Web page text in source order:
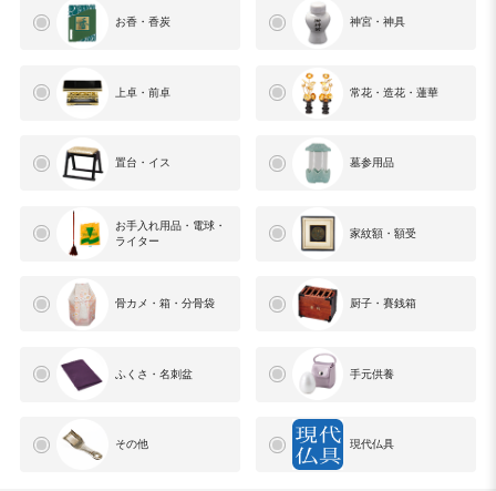
お香・香炭 神宮・神具
上卓・前卓 常花・造花・蓮華
置台・イス 墓参用品
お手入れ用品・電球・
ライター
家紋額・額受
骨カメ・箱・分骨袋 厨子・賽銭箱
ふくさ・名刺盆 手元供養
その他 現代仏具